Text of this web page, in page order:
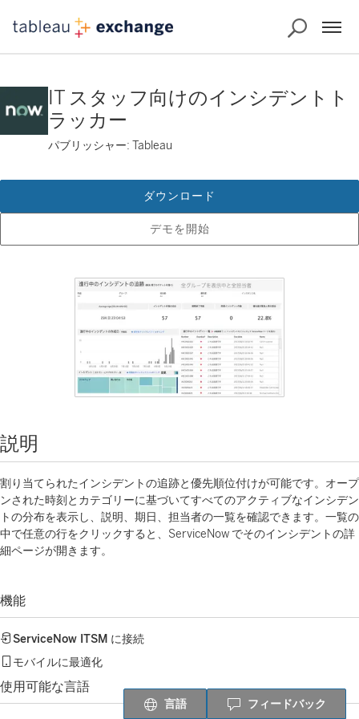
IT スタッフ向けのインシデントト
ラッカー
パブリッシャー: Tableau
デモを開始
ダウンロード
説明
割り当てられたインシデントの追跡と優先順位付けが可能です。オープ
ンされた時刻とカテゴリーに基づいてすべてのアクティブなインシデン
トの分布を表示し、説明、期日、担当者の一覧を確認できます。一覧の
中で任意の行をクリックすると、ServiceNow でそのインシデントの詳
細ページが開きます。
機能
ServiceNow ITSM に接続
モバイルに最適化
使用可能な言語
言語 フィードバック